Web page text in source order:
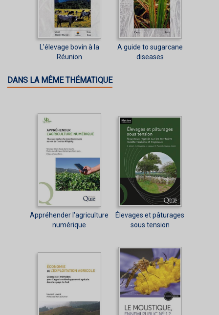
L'élevage bovin à la
Réunion
A guide to sugarcane
diseases
DANS LA MÊME THÉMATIQUE
Appréhender l'agriculture
numérique
Élevages et pâturages
sous tension